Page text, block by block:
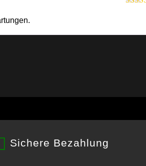
Sichere Bezahlung